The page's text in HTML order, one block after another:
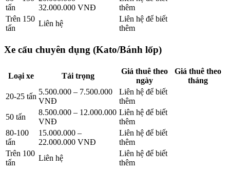
tấn
32.000.000 VNĐ
thêm
Trên 150
tấn
Liên hệ
Liên hệ để biết
thêm
Xe cẩu chuyên dụng (Kato/Bánh lốp)
Loại xe Tải trọng
Giá thuê theo
ngày
Giá thuê theo
tháng
20-25 tấn
5.500.000 – 7.500.000
VNĐ
Liên hệ để biết
thêm
50 tấn
8.500.000 – 12.000.000
VNĐ
Liên hệ để biết
thêm
80-100
tấn
15.000.000 –
22.000.000 VNĐ
Liên hệ để biết
thêm
Trên 100
tấn
Liên hệ
Liên hệ để biết
thêm